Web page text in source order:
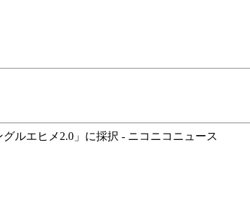
ルエヒメ2.0」に採択 - ニコニコニュース